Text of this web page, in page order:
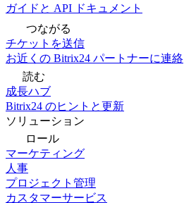
ガイドと API ドキュメント
つながる
チケットを送信
お近くの Bitrix24 パートナーに連絡
読む
成長ハブ
Bitrix24 のヒントと更新
ソリューション
ロール
マーケティング
人事
プロジェクト管理
カスタマーサービス